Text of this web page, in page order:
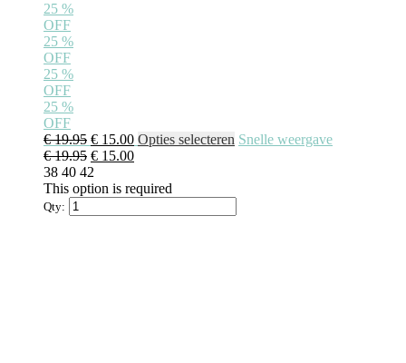
25 %
OFF
25 %
OFF
25 %
OFF
25 %
OFF
€19.95 € 15.00 Opties selecteren Snelle weergave
€19.95 € 15.00
38 40 42
This option is required
Qty: